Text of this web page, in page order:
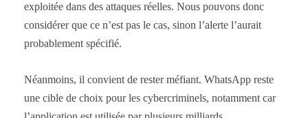
exploitée dans des attaques réelles. Nous pouvons donc
considérer que ce n’est pas le cas, sinon l’alerte l’aurait
probablement spécifié.
Néanmoins, il convient de rester méfiant. WhatsApp reste
une cible de choix pour les cybercriminels, notamment car